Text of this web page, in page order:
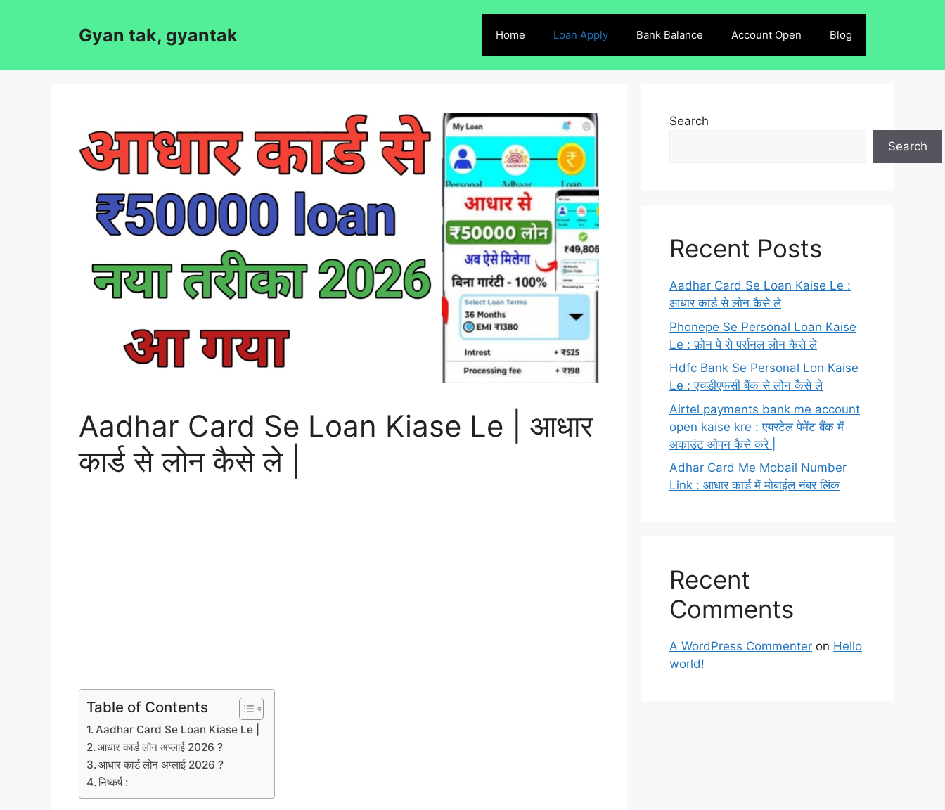
Gyan tak, gyantak Home Loan Apply Bank Balance Account Open Blog
Aadhar Card Se Loan Kiase Le | आधार
कार्ड से लोन कैसे ले |
Table of Contents
Aadhar Card Se Loan Kiase Le |
आधार कार्ड लोन अप्लाई 2026 ?
आधार कार्ड लोन अप्लाई 2026 ?
निष्कर्ष :
Search
Search
Recent Posts
Aadhar Card Se Loan Kaise Le :
आधार कार्ड से लोन कैसे ले
Phonepe Se Personal Loan Kaise
Le : फ़ोन पे से पर्सनल लोन कैसे ले
Hdfc Bank Se Personal Lon Kaise
Le : एचडीएफसी बैंक से लोन कैसे ले
Airtel payments bank me account
open kaise kre : एयरटेल पेमेंट बैंक में
अकाउंट ओपन कैसे करे |
Adhar Card Me Mobail Number
Link : आधार कार्ड में मोबाईल नंबर लिंक
Recent
Comments
A WordPress Commenter on Hello
world!